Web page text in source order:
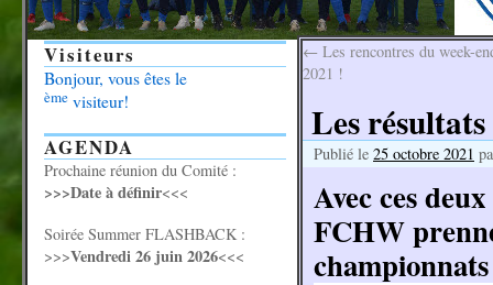
← Les rencontres du week-
2021 !
Les
Publié le 25 octobre 2021
Avec ces
FCHW
Visiteurs
Bonjour, vous êtes le
ème visiteur!
AGENDA
Prochaine réunion du Comité :
>>>Date à définir<<<
Soirée Summer FLASHBACK :
>>>Vendredi 26 juin 2026<<<